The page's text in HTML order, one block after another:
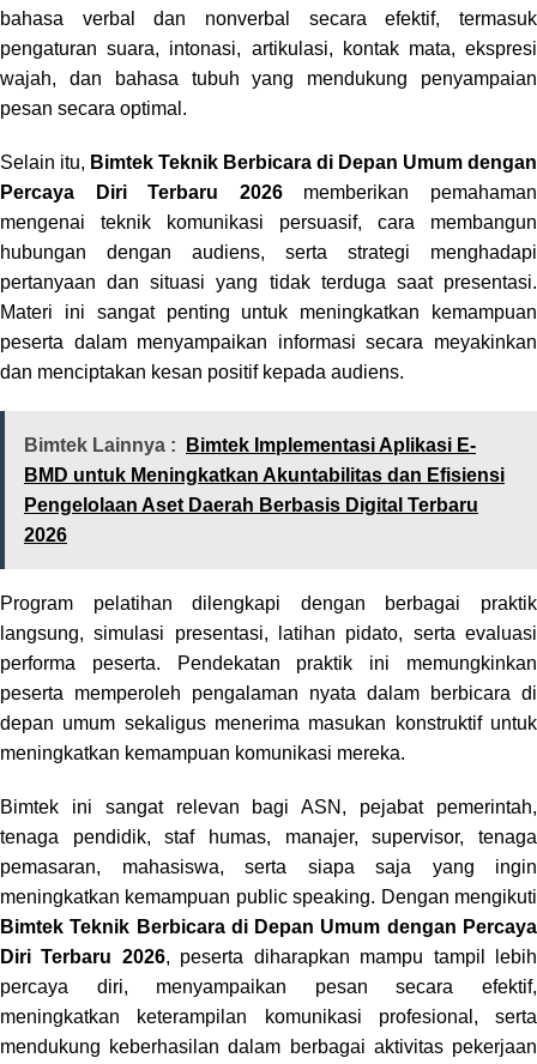
bahasa verbal dan nonverbal secara efektif, termasuk
pengaturan suara, intonasi, artikulasi, kontak mata, ekspresi
wajah, dan bahasa tubuh yang mendukung penyampaian
pesan secara optimal.
Selain itu, Bimtek Teknik Berbicara di Depan Umum dengan
Percaya Diri Terbaru 2026memberikan pemahaman
mengenai teknik komunikasi persuasif, cara membangun
hubungan dengan audiens, serta strategi menghadapi
pertanyaan dan situasi yang tidak terduga saat presentasi.
Materi ini sangat penting untuk meningkatkan kemampuan
peserta dalam menyampaikan informasi secara meyakinkan
dan menciptakan kesan positif kepada audiens.
Bimtek Lainnya :
Bimtek Implementasi Aplikasi E-
BMD untuk Meningkatkan Akuntabilitas dan Efisiensi
Pengelolaan Aset Daerah Berbasis Digital Terbaru
2026
Program pelatihan dilengkapi dengan berbagai praktik
langsung, simulasi presentasi, latihan pidato, serta evaluasi
performa peserta. Pendekatan praktik ini memungkinkan
peserta memperoleh pengalaman nyata dalam berbicara di
depan umum sekaligus menerima masukan konstruktif untuk
meningkatkan kemampuan komunikasi mereka.
Bimtek ini sangat relevan bagi ASN, pejabat pemerintah,
tenaga pendidik, staf humas, manajer, supervisor, tenaga
pemasaran, mahasiswa, serta siapa saja yang ingin
meningkatkan kemampuan public speaking. Dengan mengikuti
Bimtek Teknik Berbicara di Depan Umum dengan Percaya
Diri Terbaru 2026, peserta diharapkan mampu tampil lebih
percaya diri, menyampaikan pesan secara efektif,
meningkatkan keterampilan komunikasi profesional, serta
mendukung keberhasilan dalam berbagai aktivitas pekerjaan